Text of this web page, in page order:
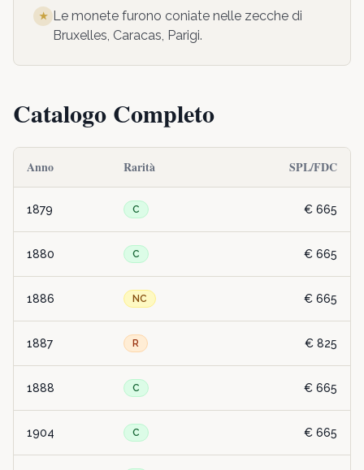
★ Le monete furono coniate nelle zecche di
Bruxelles, Caracas, Parigi.
Catalogo Completo
Anno Rarità SPL/FDC
1879 C € 665
1880 C € 665
1886 NC € 665
1887 R € 825
1888 C € 665
1904 C € 665